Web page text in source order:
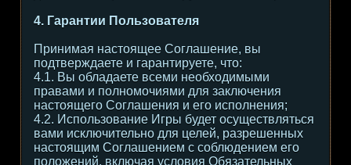
4. Гарантии Пользователя
Принимая настоящее Соглашение, вы
подтверждаете и гарантируете, что:
4.1. Вы обладаете всеми необходимыми
правами и полномочиями для заключения
настоящего Соглашения и его исполнения;
4.2. Использование Игры будет осуществляться
вами исключительно для целей, разрешенных
настоящим Соглашением с соблюдением его
положений, включая условия Обязательных